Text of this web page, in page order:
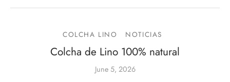
COLCHA LINO NOTICIAS
Colcha de Lino 100% natural
June 5, 2026